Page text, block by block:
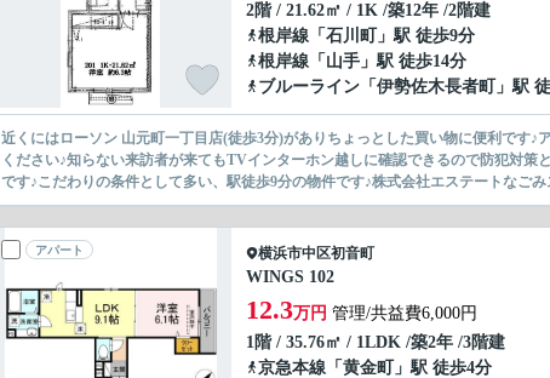
2階 / 21.62㎡ / 1K /築12年 /2階建
根岸線 「 石川町
」駅 徒歩9分
根岸線 「 山手 」駅 徒歩14分
ブルーライン 「 伊勢佐木長者町 」駅
近くにはローソン 山元町一丁目店(徒歩3分)がありちょっとした買い物に便利です
ください♪知らない来訪者が来てもTVインターホン越しに確認できるので防犯対
です♪こだわりの条件として多い、駅徒歩9分の物件です♪株式会社エステートなご
アパート 横浜市中区初音町
WINGS 102
12.3万円 管理/共益費6,000円
1階 / 35.76㎡ / 1LDK /築2年 /3階建
京急本線 「 黄金町
」駅 徒歩4分